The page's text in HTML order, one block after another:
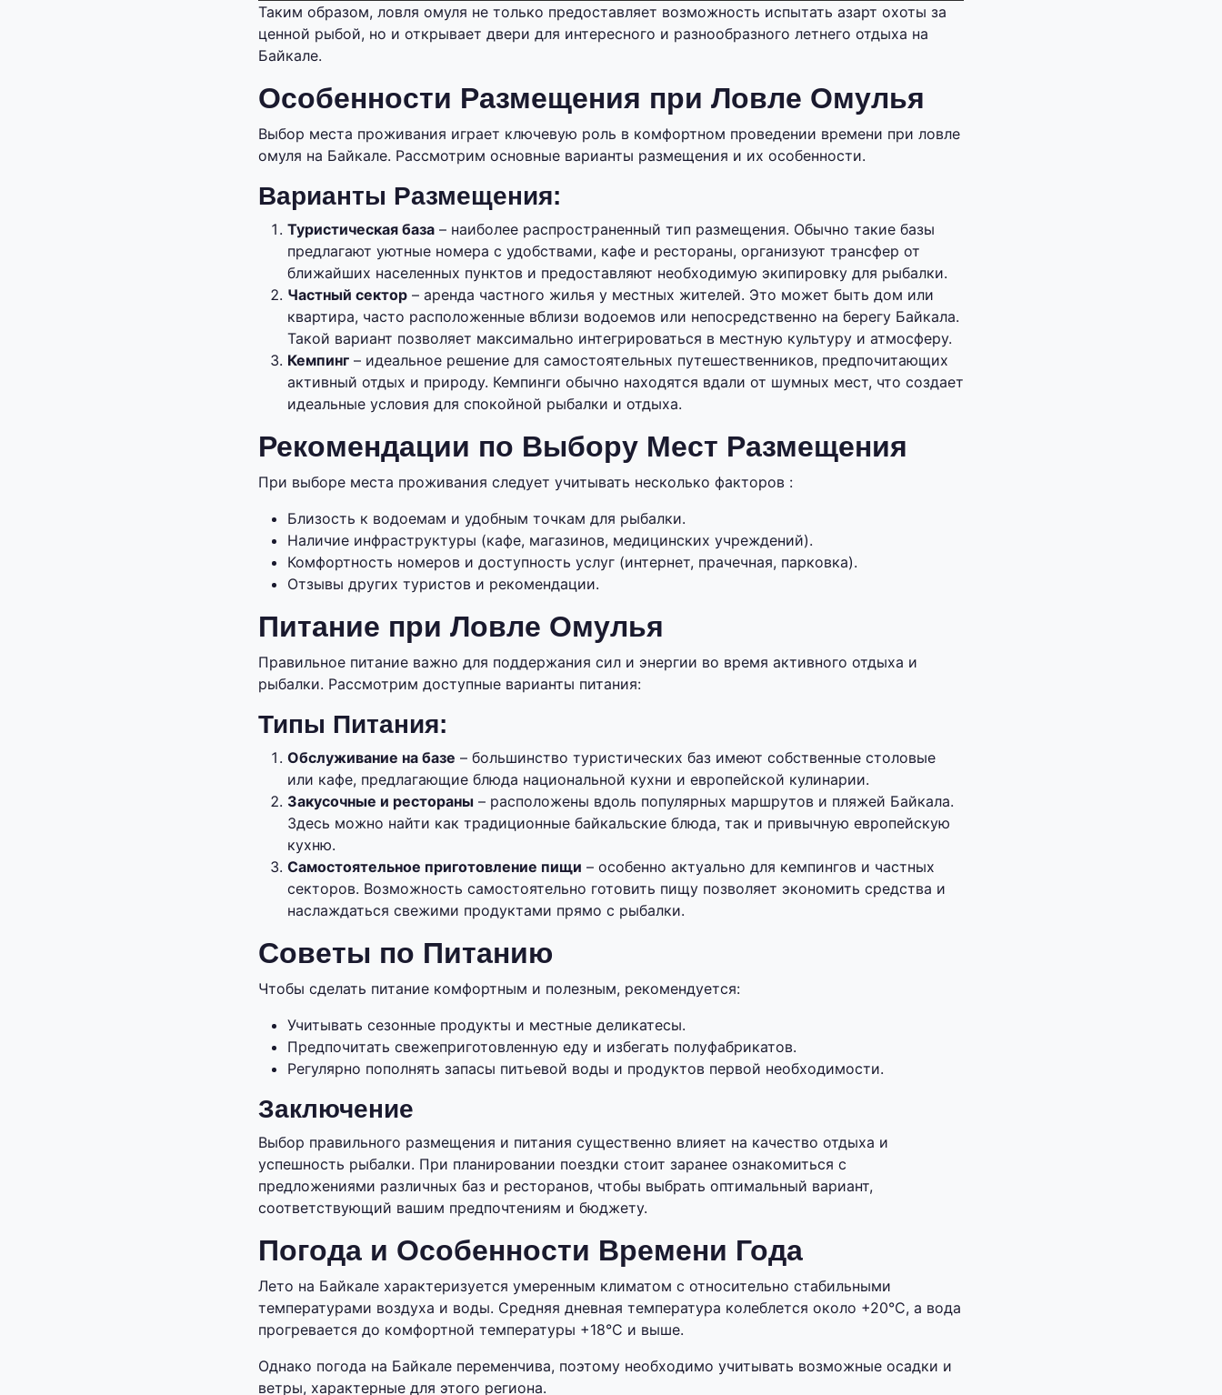
Таким образом, ловля омуля не только предоставляет возможность испытать азарт охоты за
ценной рыбой, но и открывает двери для интересного и разнообразного летнего отдыха на
Байкале.
Особенности Размещения при Ловле Омулья
Выбор места проживания играет ключевую роль в комфортном проведении времени при ловле
омуля на Байкале. Рассмотрим основные варианты размещения и их особенности.
Варианты Размещения:
Туристическая база – наиболее распространенный тип размещения. Обычно такие базы
предлагают уютные номера с удобствами, кафе и рестораны, организуют трансфер от
ближайших населенных пунктов и предоставляют необходимую экипировку для рыбалки.
Частный сектор – аренда частного жилья у местных жителей. Это может быть дом или
квартира, часто расположенные вблизи водоемов или непосредственно на берегу Байкала.
Такой вариант позволяет максимально интегрироваться в местную культуру и атмосферу.
Кемпинг – идеальное решение для самостоятельных путешественников, предпочитающих
активный отдых и природу. Кемпинги обычно находятся вдали от шумных мест, что создает
идеальные условия для спокойной рыбалки и отдыха.
Рекомендации по Выбору Мест Размещения
При выборе места проживания следует учитывать несколько факторов :
Близость к водоемам и удобным точкам для рыбалки.
Наличие инфраструктуры (кафе, магазинов, медицинских учреждений).
Комфортность номеров и доступность услуг (интернет, прачечная, парковка).
Отзывы других туристов и рекомендации.
Питание при Ловле Омулья
Правильное питание важно для поддержания сил и энергии во время активного отдыха и
рыбалки. Рассмотрим доступные варианты питания:
Типы Питания:
Обслуживание на базе – большинство туристических баз имеют собственные столовые
или кафе, предлагающие блюда национальной кухни и европейской кулинарии.
Закусочные и рестораны – расположены вдоль популярных маршрутов и пляжей Байкала.
Здесь можно найти как традиционные байкальские блюда, так и привычную европейскую
кухню.
Самостоятельное приготовление пищи – особенно актуально для кемпингов и частных
секторов. Возможность самостоятельно готовить пищу позволяет экономить средства и
наслаждаться свежими продуктами прямо с рыбалки.
Советы по Питанию
Чтобы сделать питание комфортным и полезным, рекомендуется:
Учитывать сезонные продукты и местные деликатесы.
Предпочитать свежеприготовленную еду и избегать полуфабрикатов.
Регулярно пополнять запасы питьевой воды и продуктов первой необходимости.
Заключение
Выбор правильного размещения и питания существенно влияет на качество отдыха и
успешность рыбалки. При планировании поездки стоит заранее ознакомиться с
предложениями различных баз и ресторанов, чтобы выбрать оптимальный вариант,
соответствующий вашим предпочтениям и бюджету.
Погода и Особенности Времени Года
Лето на Байкале характеризуется умеренным климатом с относительно стабильными
температурами воздуха и воды. Средняя дневная температура колеблется около +20°C, а вода
прогревается до комфортной температуры +18°C и выше.
Однако погода на Байкале переменчива, поэтому необходимо учитывать возможные осадки и
ветры, характерные для этого региона.